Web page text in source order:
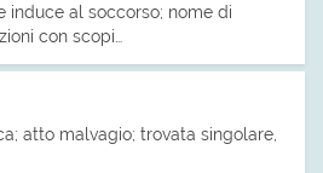
induce al soccorso; nome di
con scopi…
atto malvagio; trovata singolare,